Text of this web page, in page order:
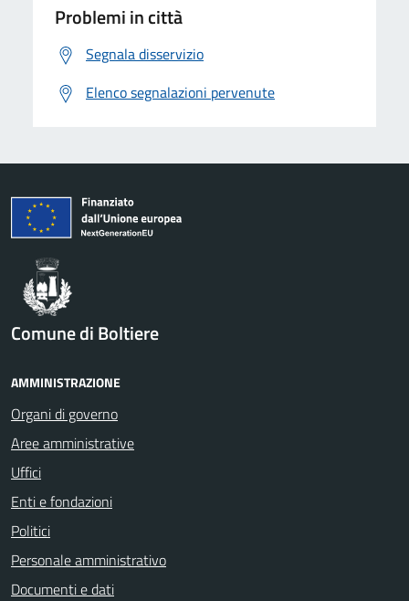
Problemi in città
Segnala disservizio
Elenco segnalazioni pervenute
Comune di Boltiere
AMMINISTRAZIONE
Organi di governo
Aree amministrative
Uffici
Enti e fondazioni
Politici
Personale amministrativo
Documenti e dati